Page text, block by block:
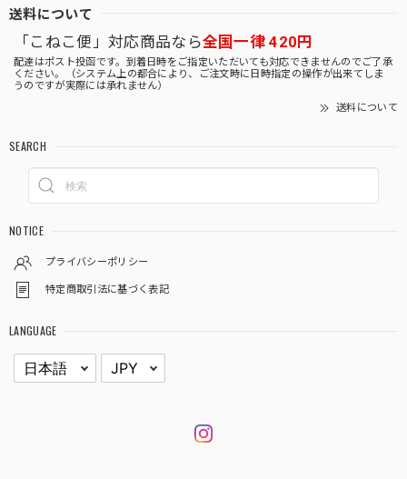
送料について
「こねこ便」対応商品なら全国一律 420円
配達はポスト投函です。到着日時をご指定いただいても対応できませんのでご了承
ください。（システム上の都合により、ご注文時に日時指定の操作が出来てしま
うのですが実際には承れません）
送料について
SEARCH
NOTICE
プライバシーポリシー
特定商取引法に基づく表記
LANGUAGE